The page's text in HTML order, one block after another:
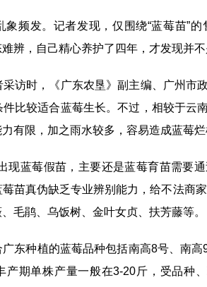
发。记者发现，仅围绕“蓝莓苗”的
辨，自己精心养护了四年，才发现并
时，《广东农垦》副主编、广州市
比较适合蓝莓生长。不过，相较于云
有限，加之雨水较多，容易造成蓝莓烂
蓝莓假苗，主要还是蓝莓育苗需要通
苗真伪缺乏专业辨别能力，给不法商
毛鹃、乌饭树、金叶女贞、扶芳藤等。
种植的蓝莓品种包括南高8号、南高
产期单株产量一般在3-20斤，受品种